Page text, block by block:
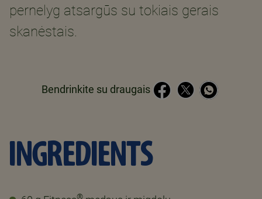
pernelyg atsargūs su tokiais gerais
skanėstais.
Bendrinkite su draugais
INGREDIENTS
®